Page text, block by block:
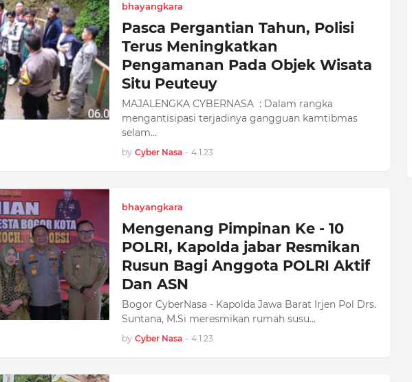
bhayangkara
Pasca Pergantian Tahun, Polisi
Terus Meningkatkan
Pengamanan Pada Objek Wisata
Situ Peuteuy
MAJALENGKA CYBERNASA : Dalam rangka
mengantisipasi terjadinya gangguan kamtibmas
selam…
by Cyber Nasa - 4.1.23
bhayangkara
Mengenang Pimpinan Ke - 10
POLRI, Kapolda jabar Resmikan
Rusun Bagi Anggota POLRI Aktif
Dan ASN
Bogor CyberNasa - Kapolda Jawa Barat Irjen Pol Drs.
Suntana, M.Si meresmikan rumah susu…
by Cyber Nasa - 4.1.23